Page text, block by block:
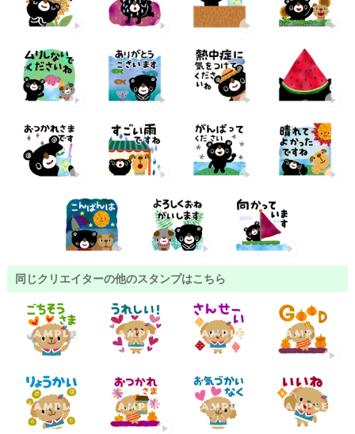
同じクリエイターの他のスタンプはこちら